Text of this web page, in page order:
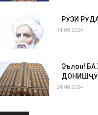
РӮЗИ
14.09.2024
Эълон!
24.08.2024